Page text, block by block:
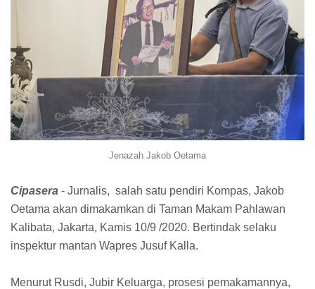
Jenazah Jakob Oetama
Cipasera - Jurnalis, salah satu pendiri Kompas, Jakob
Oetama akan dimakamkan di Taman Makam Pahlawan
Kalibata, Jakarta, Kamis 10/9 /2020. Bertindak selaku
inspektur mantan Wapres Jusuf Kalla.
Menurut Rusdi, Jubir Keluarga, prosesi pemakamannya,